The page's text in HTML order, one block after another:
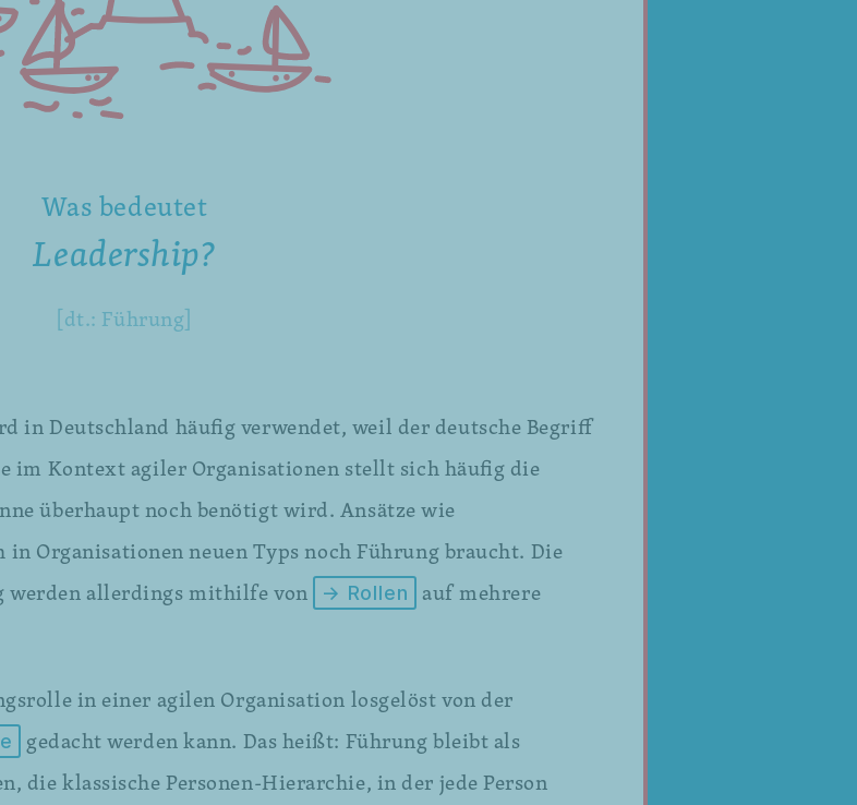
Was bedeutet
Leadership?
[dt.: Führung]
in Deutschland häufig verwendet, weil der deutsche Begriff
im Kontext agiler Organisationen stellt sich häufig die
überhaupt noch benötigt wird. Ansätze wie
in Organisationen neuen Typs noch Führung braucht. Die
werden allerdings mithilfe von
→ Rollen
auf mehrere
in einer agilen Organisation losgelöst von der
gedacht werden kann. Das heißt: Führung bleibt als
klassische Personen-Hierarchie, in der jede Person